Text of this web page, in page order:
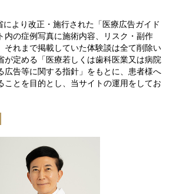
より改正・施行された「医療広告ガイド
内の症例写真に施術内容、リスク・副作
それまで掲載していた体験談は全て削除い
が定める「医療若しくは歯科医業又は病院
広告等に関する指針」をもとに、患者様へ
ことを目的とし、当サイトの運用をしてお